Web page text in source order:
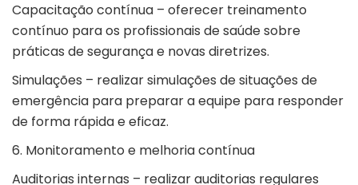
Capacitação contínua – oferecer treinamento
contínuo para os profissionais de saúde sobre
práticas de segurança e novas diretrizes.
Simulações – realizar simulações de situações de
emergência para preparar a equipe para responder
de forma rápida e eficaz.
6. Monitoramento e melhoria contínua
Auditorias internas – realizar auditorias regulares